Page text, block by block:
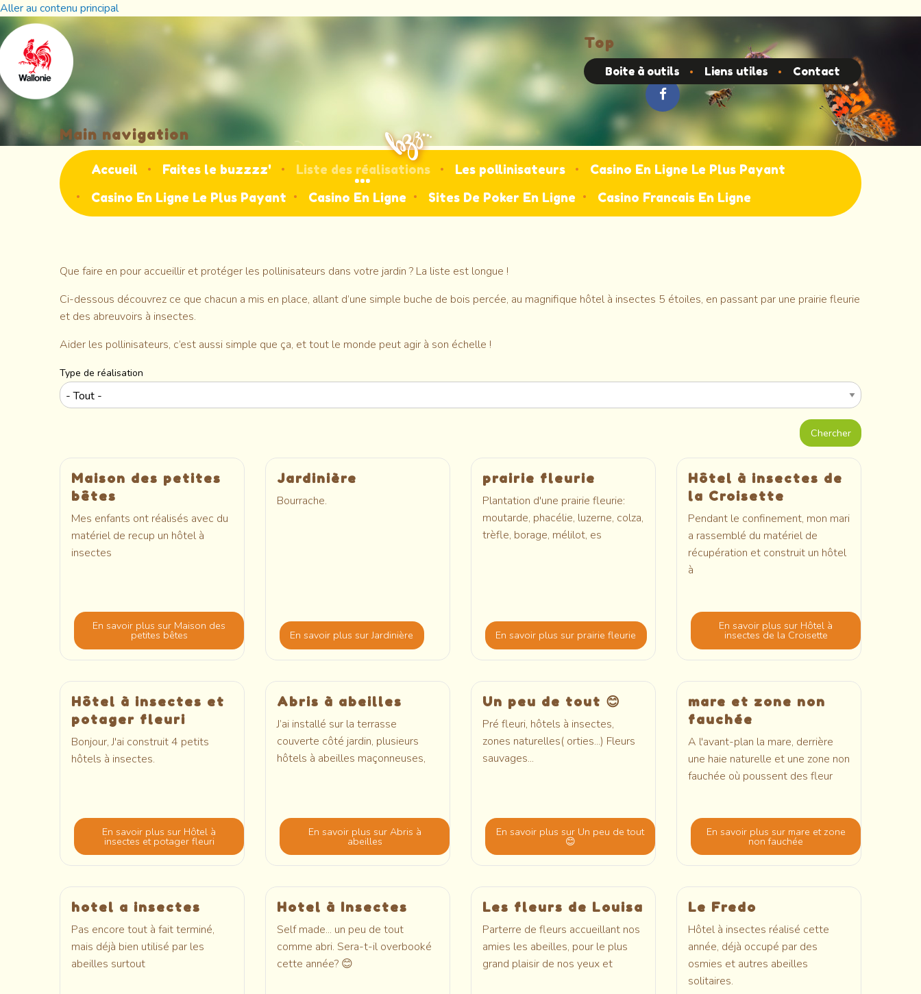
Aller au contenu principal
Main navigation
Accueil Faites le buzzzz' Liste des réalisations Les pollinisateurs
Casino En Ligne Le Plus Payant
Casino En Ligne Le Plus Payant
Casino En Ligne Sites De Poker En Ligne Casino Francais En Ligne
Top
Boite à outils Liens utiles Contact
Que faire en pour accueillir et protéger les pollinisateurs dans votre jardin ? La liste est longue !
Ci-dessous découvrez ce que chacun a mis en place, allant d’une simple buche de bois percée, au magnifique hôtel à insectes 5 étoiles, en passant par une prairie fleurie
et des abreuvoirs à insectes.
Aider les pollinisateurs, c’est aussi simple que ça, et tout le monde peut agir à son échelle !
Type de réalisation
Maison des petites
bêtes
Mes enfants ont réalisés avec du
matériel de recup un hôtel à
insectes
En savoir plus sur Maison des
petites bêtes
Jardinière
Bourrache.
En savoir plussur Jardinière
prairie fleurie
Plantation d'une prairie fleurie:
moutarde, phacélie, luzerne, colza,
trèfle, borage, mélilot, es
En savoir plussur prairie fleurie
Hôtel à insectes de
la Croisette
Pendant le confinement, mon mari
a rassemblé du matériel de
récupération et construit un hôtel
à
En savoir plus sur Hôtel à
insectes de la Croisette
Hôtel à insectes et
potager fleuri
Bonjour, J'ai construit 4 petits
hôtels à insectes.
En savoir plus sur Hôtel à
insectes et potager fleuri
Abris à abeilles
J’ai installé sur la terrasse
couverte côté jardin, plusieurs
hôtels à abeilles maçonneuses,
En savoir plus sur Abris à
abeilles
Un peu de tout 😊
Pré fleuri, hôtels à insectes,
zones naturelles( orties...) Fleurs
sauvages...
En savoir plus sur Un peu de tout
😊
mare et zone non
fauchée
A l'avant-plan la mare, derrière
une haie naturelle et une zone non
fauchée où poussent des fleur
En savoir plus sur mare et zone
non fauchée
hotel a insectes
Pas encore tout à fait terminé,
mais déjà bien utilisé par les
abeilles surtout
Hotel à Insectes
Self made... un peu de tout
comme abri. Sera-t-il overbooké
cette année? 😊
Les fleurs de Louisa
Parterre de fleurs accueillant nos
amies les abeilles, pour le plus
grand plaisir de nos yeux et
Le Fredo
Hôtel à insectes réalisé cette
année, déjà occupé par des
osmies et autres abeilles
solitaires.